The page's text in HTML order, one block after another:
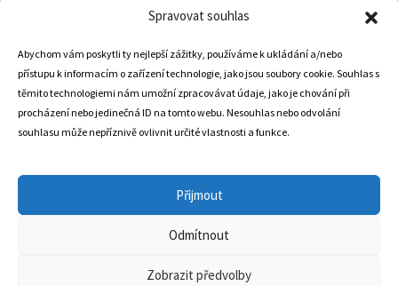
Spravovat souhlas
Abychom vám poskytli ty nejlepší zážitky, používáme k ukládání a/nebo
přístupu k informacím o zařízení technologie, jako jsou soubory cookie. Souhlas s
těmito technologiemi nám umožní zpracovávat údaje, jako je chování při
procházení nebo jedinečná ID na tomto webu. Nesouhlas nebo odvolání
souhlasu může nepříznivě ovlivnit určité vlastnosti a funkce.
Přijmout
Odmítnout
Zobrazit předvolby
LUF s.r.o.
Nám. M.R.Štefanika 518,
Trstená 02801
info@dojezdovakola.com